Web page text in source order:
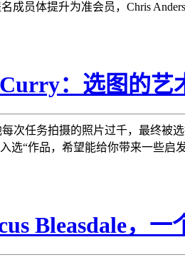
成员体提升为准会员，Chris
：选图的艺
次任务拍摄的照片过千，最终被
选“作品，希望能给你带来一些启发
Bleasdale，一